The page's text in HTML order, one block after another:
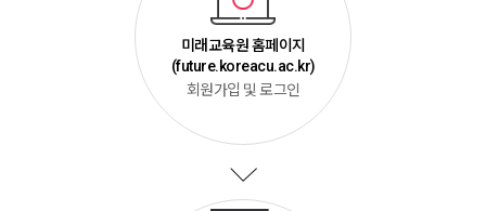
미래교육원 홈페이지
(future.koreacu.ac.kr)
회원가입 및 로그인